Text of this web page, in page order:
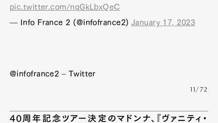
pic.twitter.com/nqGkLbxQeC
— Info France 2 (@infofrance2) January 17, 2023
@infofrance2 – Twitter
11/72
40周年記念ツアー決定のマドンナ、『ヴァニティ・